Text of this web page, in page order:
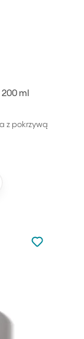
ml
z pokrzywą
Nie dodano
Dodaj do